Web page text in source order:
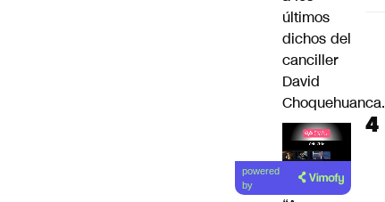
últimos
dichos del
canciller
David
Choquehuanca.
Lea el
artículo
powered
by